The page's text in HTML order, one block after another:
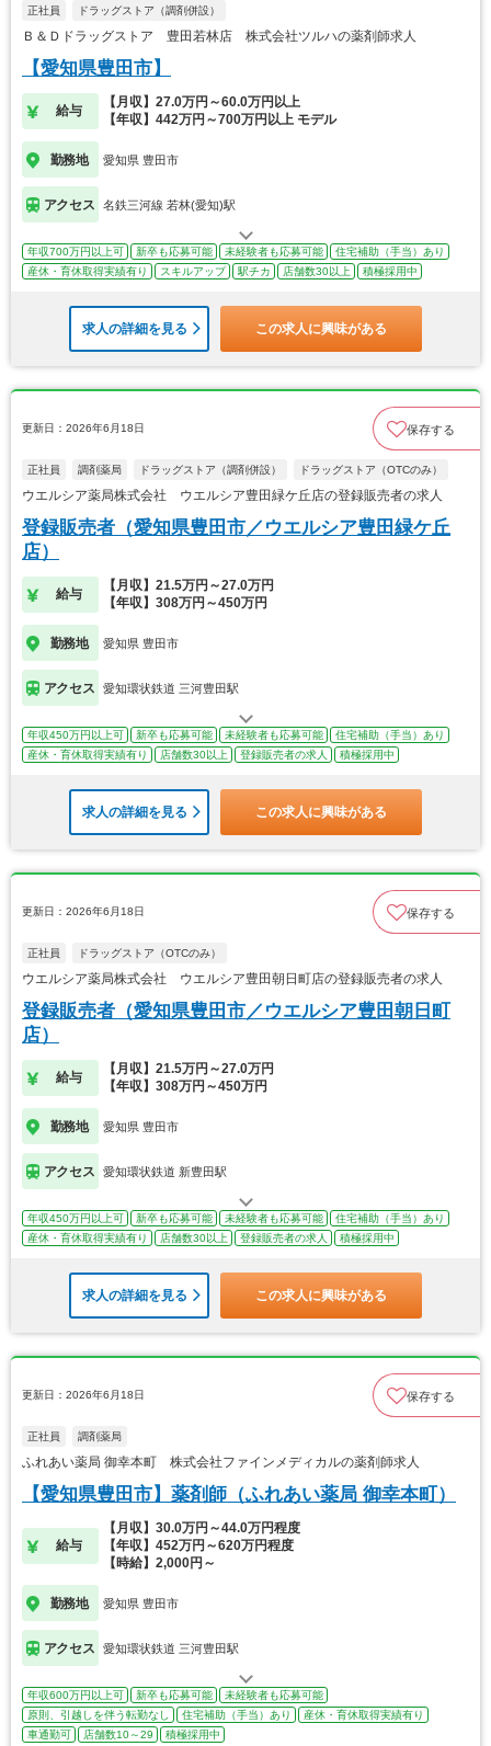
正社員 ドラッグストア（調剤併設）
Ｂ＆Ｄドラッグストア 豊田若林店 株式会社ツルハの薬剤師求人
【愛知県豊田市】
給与
【月収】27.0万円～60.0万円以上
【年収】442万円～700万円以上 モデル
勤務地 愛知県 豊田市
アクセス 名鉄三河線 若林(愛知)駅
年収700万円以上可 新卒も応募可能 未経験者も応募可能
住宅補助（手当）あり
産休・育休取得実績有り
スキルアップ 駅チカ 店舗数30以上 積極採用中
求人の詳細を見る この求人に興味がある
更新日：2026年6月18日 保存する
正社員 調剤薬局 ドラッグストア（調剤併設） ドラッグストア（OTCのみ）
ウエルシア薬局株式会社 ウエルシア豊田緑ケ丘店の登録販売者の求人
登録販売者（愛知県豊田市／ウエルシア豊田緑ケ丘
店）
給与
【月収】21.5万円～27.0万円
【年収】308万円～450万円
勤務地 愛知県 豊田市
アクセス 愛知環状鉄道 三河豊田駅
年収450万円以上可 新卒も応募可能 未経験者も応募可能
住宅補助（手当）あり
産休・育休取得実績有り
店舗数30以上 登録販売者の求人 積極採用中
求人の詳細を見る この求人に興味がある
更新日：2026年6月18日 保存する
正社員 ドラッグストア（OTCのみ）
ウエルシア薬局株式会社 ウエルシア豊田朝日町店の登録販売者の求人
登録販売者（愛知県豊田市／ウエルシア豊田朝日町
店）
給与
【月収】21.5万円～27.0万円
【年収】308万円～450万円
勤務地 愛知県 豊田市
アクセス 愛知環状鉄道 新豊田駅
年収450万円以上可 新卒も応募可能 未経験者も応募可能
住宅補助（手当）あり
産休・育休取得実績有り
店舗数30以上 登録販売者の求人 積極採用中
求人の詳細を見る この求人に興味がある
更新日：2026年6月18日 保存する
正社員 調剤薬局
ふれあい薬局 御幸本町 株式会社ファインメディカルの薬剤師求人
【愛知県豊田市】薬剤師（ふれあい薬局 御幸本町）
給与
【月収】30.0万円～44.0万円程度
【年収】452万円～620万円程度
【時給】2,000円～
勤務地 愛知県 豊田市
アクセス 愛知環状鉄道 三河豊田駅
年収600万円以上可 新卒も応募可能
未経験者も応募可能
原則、引越しを伴う転勤なし
住宅補助（手当）あり
産休・育休取得実績有り
車通勤可
店舗数10～29 積極採用中